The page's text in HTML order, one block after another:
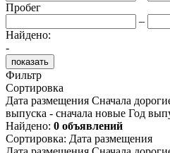
Пробег
–
Найдено:
-
показать
Фильтр
Сортировка
Дата размещения Сначала
выпуска - сначала новые Год
Найдено: 0 объявлений
Сортировка: Дата размещения